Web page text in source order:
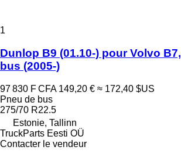
1
Dunlop B9 (01.10-) pour Volvo
bus (2005-)
97 830 F CFA 149,20 € ≈ 172,40 $US
Pneu de bus
275/70 R22.5
Estonie, Tallinn
TruckParts Eesti OÜ
Contacter le vendeur